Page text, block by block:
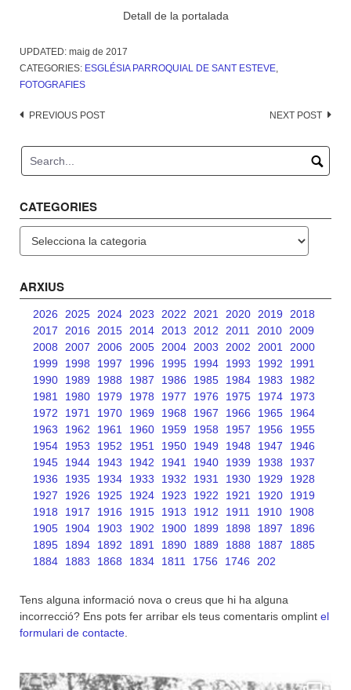
Detall de la portalada
UPDATED: maig de 2017
CATEGORIES: ESGLÉSIA PARROQUIAL DE SANT ESTEVE,
FOTOGRAFIES
Post
PREVIOUS POST NEXT POST
CATEGORIES
ARXIUS
2026 2025 2024 2023 2022 2021 2020 2019
2018
2017
2016 2015 2014 2013 2012 2011 2010
2009
2008
2007 2006 2005 2004 2003 2002 2001
2000
1999
1998 1997 1996 1995 1994 1993 1992
1991
1990
1989 1988 1987 1986 1985 1984 1983
1982
1981
1980 1979 1978 1977 1976 1975 1974
1973
1972
1971 1970 1969 1968 1967 1966 1965
1964
1963
1962 1961 1960 1959 1958 1957 1956
1955
1954
1953 1952 1951 1950 1949 1948 1947
1946
1945
1944 1943 1942 1941 1940 1939 1938
1937
1936
1935 1934 1933 1932 1931 1930 1929
1928
1927
1926 1925 1924 1923 1922 1921 1920
1919
1918
1917 1916 1915 1913 1912 1911 1910
1908
1905
1904 1903 1902 1900 1899 1898 1897
1896
1895
1894 1892 1891 1890 1889 1888 1887
1885
1884
1883 1868 1834 1811 1756 1746 202
Tens alguna informació nova o creus que hi ha alguna
incorrecció? Ens pots fer arribar els teus comentaris omplint el
formulari de contacte